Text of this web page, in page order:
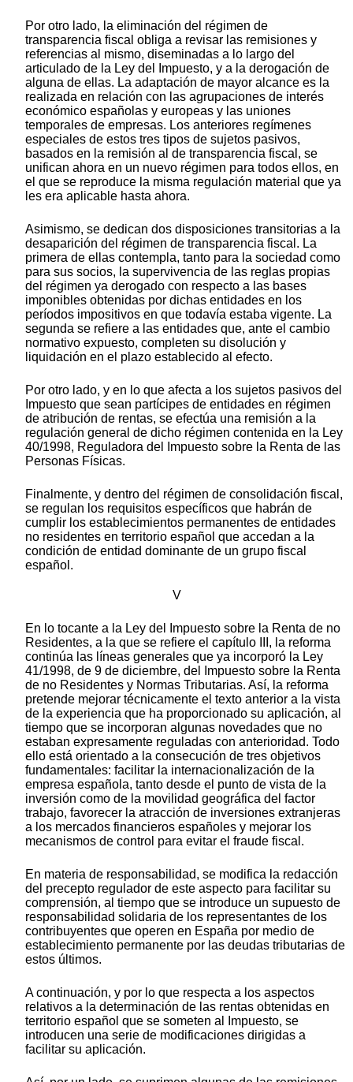
Por otro lado, la eliminación del régimen de
transparencia fiscal obliga a revisar las remisiones y
referencias al mismo, diseminadas a lo largo del
articulado de la Ley del Impuesto, y a la derogación de
alguna de ellas. La adaptación de mayor alcance es la
realizada en relación con las agrupaciones de interés
económico españolas y europeas y las uniones
temporales de empresas. Los anteriores regímenes
especiales de estos tres tipos de sujetos pasivos,
basados en la remisión al de transparencia fiscal, se
unifican ahora en un nuevo régimen para todos ellos, en
el que se reproduce la misma regulación material que ya
les era aplicable hasta ahora.
Asimismo, se dedican dos disposiciones transitorias a la
desaparición del régimen de transparencia fiscal. La
primera de ellas contempla, tanto para la sociedad como
para sus socios, la supervivencia de las reglas propias
del régimen ya derogado con respecto a las bases
imponibles obtenidas por dichas entidades en los
períodos impositivos en que todavía estaba vigente. La
segunda se refiere a las entidades que, ante el cambio
normativo expuesto, completen su disolución y
liquidación en el plazo establecido al efecto.
Por otro lado, y en lo que afecta a los sujetos pasivos del
Impuesto que sean partícipes de entidades en régimen
de atribución de rentas, se efectúa una remisión a la
regulación general de dicho régimen contenida en la Ley
40/1998, Reguladora del Impuesto sobre la Renta de las
Personas Físicas.
Finalmente, y dentro del régimen de consolidación fiscal,
se regulan los requisitos específicos que habrán de
cumplir los establecimientos permanentes de entidades
no residentes en territorio español que accedan a la
condición de entidad dominante de un grupo fiscal
español.
V
En lo tocante a la Ley del Impuesto sobre la Renta de no
Residentes, a la que se refiere el capítulo III, la reforma
continúa las líneas generales que ya incorporó la Ley
41/1998, de 9 de diciembre, del Impuesto sobre la Renta
de no Residentes y Normas Tributarias. Así, la reforma
pretende mejorar técnicamente el texto anterior a la vista
de la experiencia que ha proporcionado su aplicación, al
tiempo que se incorporan algunas novedades que no
estaban expresamente reguladas con anterioridad. Todo
ello está orientado a la consecución de tres objetivos
fundamentales: facilitar la internacionalización de la
empresa española, tanto desde el punto de vista de la
inversión como de la movilidad geográfica del factor
trabajo, favorecer la atracción de inversiones extranjeras
a los mercados financieros españoles y mejorar los
mecanismos de control para evitar el fraude fiscal.
En materia de responsabilidad, se modifica la redacción
del precepto regulador de este aspecto para facilitar su
comprensión, al tiempo que se introduce un supuesto de
responsabilidad solidaria de los representantes de los
contribuyentes que operen en España por medio de
establecimiento permanente por las deudas tributarias de
estos últimos.
A continuación, y por lo que respecta a los aspectos
relativos a la determinación de las rentas obtenidas en
territorio español que se someten al Impuesto, se
introducen una serie de modificaciones dirigidas a
facilitar su aplicación.